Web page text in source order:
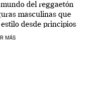
del reggaetón
masculinas que
desde principios
el Father […]
MÁS